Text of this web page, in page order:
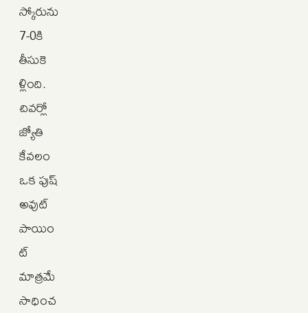
స్కోరును
7-0కి
తీసుకె
ళ్లింది.
చివర్లో
జ్యోతి
కేవలం
ఒక పుష్
అవుట్
పాయిం
ట్
మాత్రమే
సాధించ